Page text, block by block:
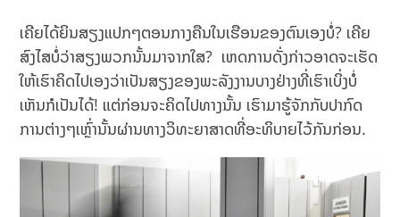
ເຄີຍໄດ້ຍິນສຽງແປກໆຕອນກາງຄືນໃນເຮືອນຂອງຕົນເອງບໍ່? ເຄີຍ
ສົງໄສບໍ່ວ່າສຽງພວກນັ້ນມາຈາກໃສ? ເຫດການດັ່ງກ່າວອາດຈະເຮັດ
ໃຫ້ເຮົາຄິດໄປເອງວ່າເປັນສຽງຂອງພະລັງງານບາງຢ່າງທີ່ເຮົາເບິ່ງບໍ່
ເຫັນກໍເປັນໄດ້! ແຕ່ກ່ອນຈະຄິດໄປທາງນັ້ນ ເຮົາມາຮູ້ຈັກກັບປາກົດ
ການຕ່າງໆເຫຼົ່ານັ້ນຜ່ານທາງວິທະຍາສາດທີ່ອະທິບາຍໄວ້ກັນກ່ອນ.